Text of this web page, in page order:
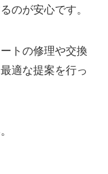
のが安心です。
トの修理や交換
適な提案を行っ